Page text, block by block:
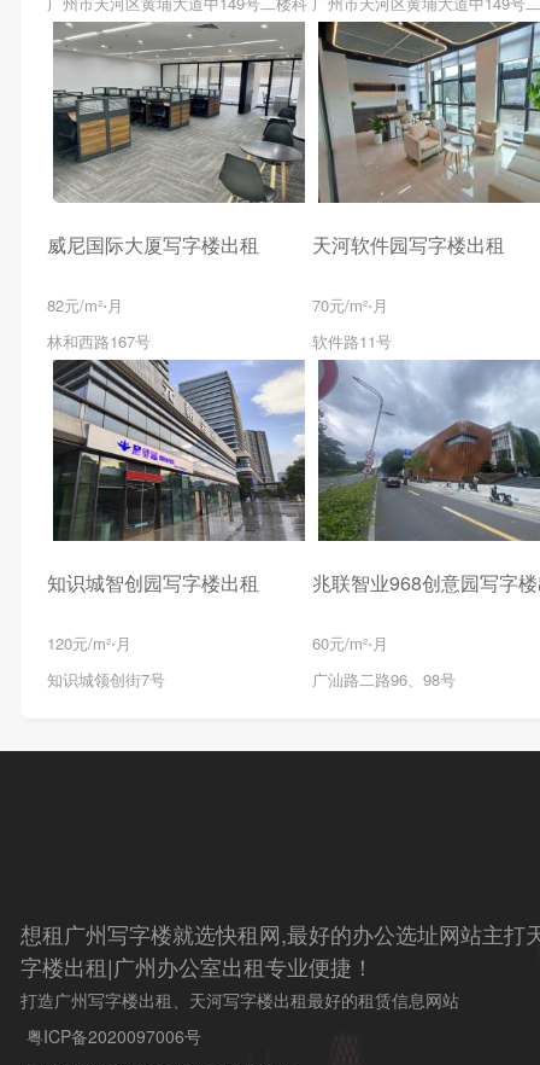
威尼国际大厦写字楼出租
82元/m²⋅月
林和西路167号
天河软件园写字楼出租
70元/m²⋅月
软件路11号
知识城智创园写字楼出租
120元/m²⋅月
知识城领创街7号
兆联智业968创意园写字
60元/m²⋅月
广汕路二路96、98号
想租广州写字楼就选快租网,最好的办公选址网站主打
字楼出租|广州办公室出租专业便捷！
打造广州写字楼出租、天河写字楼出租最好的租赁信息网站
粤ICP备2020097006号